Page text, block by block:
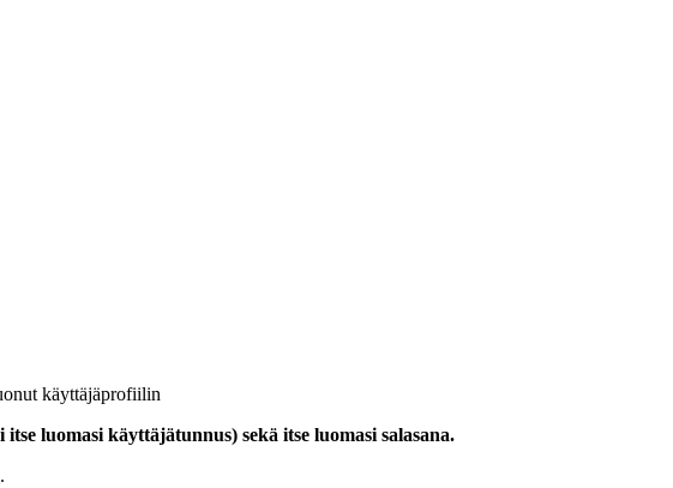
käyttäjäprofiilin
luomasi käyttäjätunnus) sekä itse luomasi salasana.
.